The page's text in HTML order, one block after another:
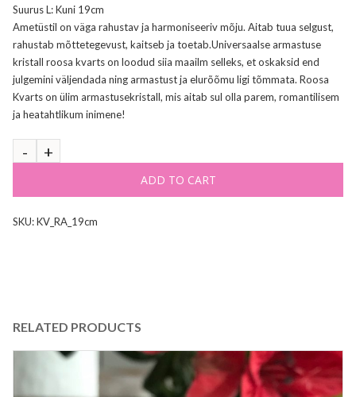
Suurus L: Kuni 19cm
Ametüstil on väga rahustav ja harmoniseeriv mõju. Aitab tuua selgust,
rahustab mõttetegevust, kaitseb ja toetab.Universaalse armastuse
kristall roosa kvarts on loodud siia maailm selleks, et oskaksid end
julgemini väljendada ning armastust ja elurõõmu ligi tõmmata. Roosa
Kvarts on ülim armastusekristall, mis aitab sul olla parem, romantilisem
ja heatahtlikum inimene!
ADD TO CART
SKU:KV_RA_19cm
RELATED PRODUCTS